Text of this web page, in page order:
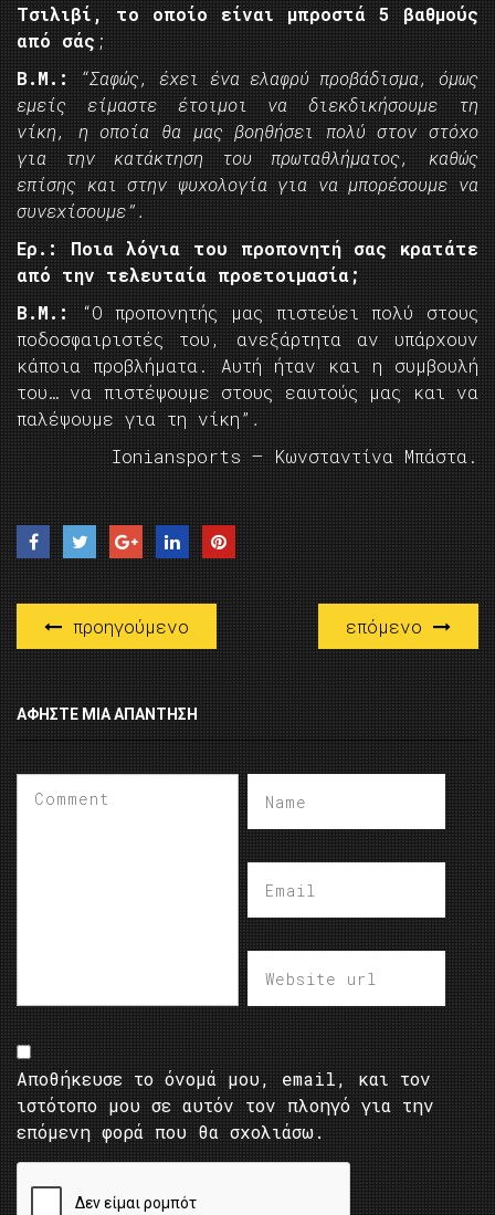
Τσιλιβί, το οποίο είναι μπροστά 5 βαθμούς
από σάς ;
Β.Μ.:
“Σαφώς, έχει ένα ελαφρύ προβάδισμα, όμως
εμείς είμαστε έτοιμοι να διεκδικήσουμε τη
νίκη, η οποία θα μας βοηθήσει πολύ στον στόχο
για την κατάκτηση του πρωταθλήματος, καθώς
επίσης και στην ψυχολογία για να μπορέσουμε να
συνεχίσουμε”.
Ερ.: Ποια λόγια του προπονητή σας κρατάτε
από την τελευταία προετοιμασία;
Β.Μ.:
“Ο προπονητής μας πιστεύει πολύ στους
ποδοσφαιριστές του, ανεξάρτητα αν υπάρχουν
κάποια προβλήματα. Αυτή ήταν και η συμβουλή
του… να πιστέψουμε στους εαυτούς μας και να
παλέψουμε για τη νίκη” .
Ioniansports – Κωνσταντίνα Μπάστα.
προηγούμενο επόμενο
ΑΦΉΣΤΕ ΜΙΑ ΑΠΆΝΤΗΣΗ
Αποθήκευσε το όνομά μου, email, και τον
ιστότοπο μου σε αυτόν τον πλοηγό για την
επόμενη φορά που θα σχολιάσω.